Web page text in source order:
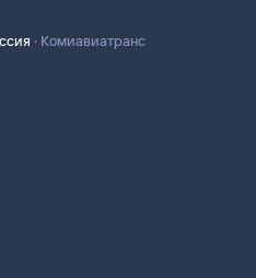
· Комиавиатранс